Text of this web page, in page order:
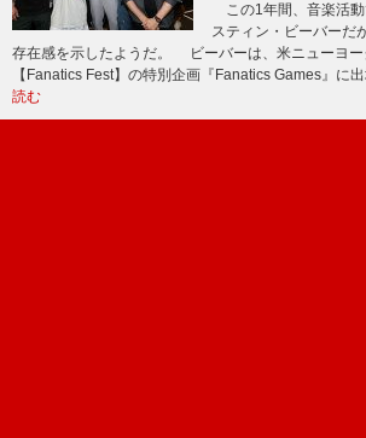
この1年間、音楽活動
スティン・ビーバーだ
存在感を示したようだ。 ビーバーは、米ニューヨー
【Fanatics Fest】の特別企画『Fanatics Games』に
読む